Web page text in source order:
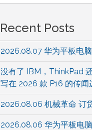
Recent Posts
2026.08.07 华为平板电
没有了 IBM，ThinkPad
写在 2026 款 P16 的传闻
2026.08.06 机械革命 订
2026.08.06 华为平板电